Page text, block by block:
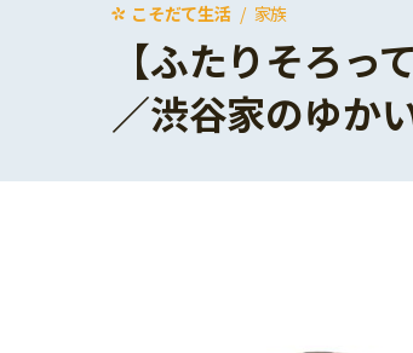
年齢から探す
1歳
こそだて生活 家族
【ふたりそろ
／渋谷家のゆか